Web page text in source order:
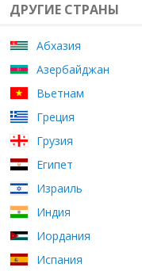
ДРУГИЕ СТРАНЫ
Абхазия
Азербайджан
Вьетнам
Греция
Грузия
Египет
Израиль
Индия
Иордания
Испания